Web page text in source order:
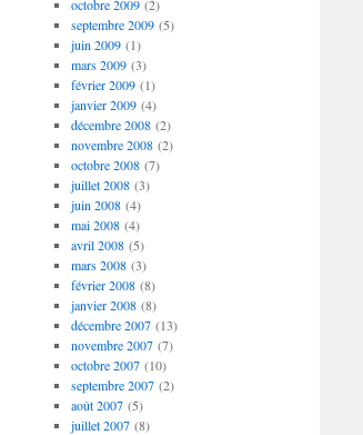
octobre 2009(2)
septembre 2009(5)
juin 2009(1)
mars 2009(3)
février 2009(1)
janvier 2009(4)
décembre 2008(2)
novembre 2008(2)
octobre 2008(7)
juillet 2008(3)
juin 2008(4)
mai 2008(4)
avril 2008(5)
mars 2008(3)
février 2008(8)
janvier 2008(8)
décembre 2007(13)
novembre 2007(7)
octobre 2007(10)
septembre 2007(2)
août 2007(5)
juillet 2007(8)